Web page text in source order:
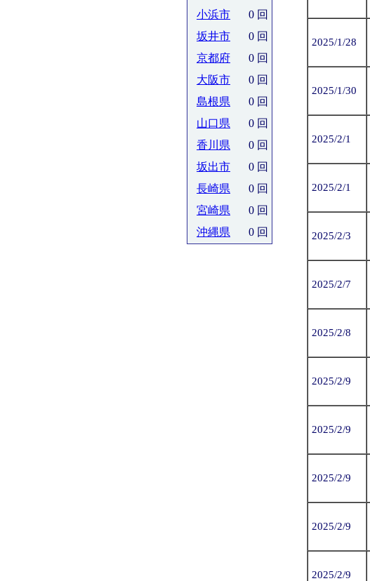
小浜市
0 回
坂井市
0 回
京都府
0 回
大阪市
0 回
島根県
0 回
山口県
0 回
香川県
0 回
坂出市
0 回
長崎県
0 回
宮崎県
0 回
沖縄県
0 回
2025/1/28
2025/1/30
2025/2/1
2025/2/1
2025/2/3
2025/2/7
2025/2/8
2025/2/9
2025/2/9
2025/2/9
2025/2/9
2025/2/9